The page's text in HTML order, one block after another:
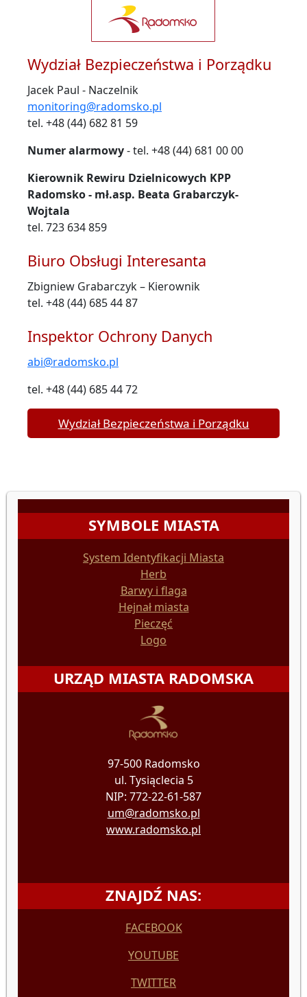
Wydział Bezpieczeństwa i Porządku
Jacek Paul - Naczelnik
monitoring@radomsko.pl
tel. +48 (44) 682 81 59
Numer alarmowy- tel. +48 (44) 681 00 00
Kierownik Rewiru Dzielnicowych KPP
Radomsko - mł.asp. Beata Grabarczyk-
Wojtala
tel. 723 634 859
Biuro Obsługi Interesanta
Zbigniew Grabarczyk – Kierownik
tel. +48 (44) 685 44 87
Inspektor Ochrony Danych
abi@radomsko.pl
tel. +48 (44) 685 44 72
Wydział Bezpieczeństwa i Porządku
SYMBOLE MIASTA
System Identyfikacji Miasta
Herb
Barwy i flaga
Hejnał miasta
Pieczęć
Logo
URZĄD MIASTA RADOMSKA
97-500 Radomsko
ul. Tysiąclecia 5
NIP: 772-22-61-587
um@radomsko.pl
www.radomsko.pl
ZNAJDŹ NAS:
FACEBOOK
YOUTUBE
TWITTER